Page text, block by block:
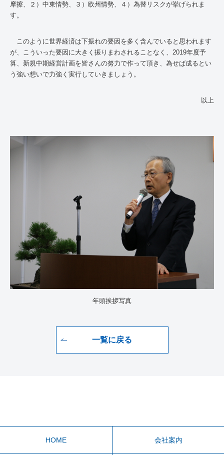
摩擦、２）中東情勢、３）欧州情勢、４）為替リスクが挙げられま
す。
このように世界経済は下振れの要因を多く含んでいると思われます
が、こういった要因に大きく振りまわされることなく、2019年度予
算、新規中期経営計画を皆さんの努力で作って頂き、為せば成るとい
う強い想いで力強く実行していきましょう。
以上
年頭挨拶写真
一覧に戻る
HOME 会社案内